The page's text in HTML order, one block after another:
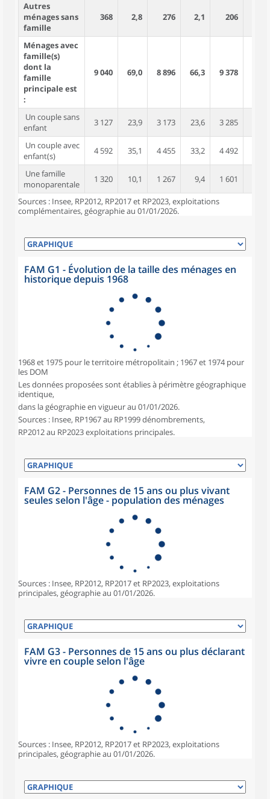
Autres
ménages sans
famille
368 2,8 276 2,1 206
Ménages avec
famille(s)
dont la
famille
principale est
:
9 040 69,0 8 896 66,3 9 378
Un couple sans
enfant
3 127 23,9 3 173 23,6 3 285
Un couple avec
enfant(s)
4 592 35,1 4 455 33,2 4 492
Une famille
monoparentale
1 320 10,1 1 267 9,4 1 601
Sources : Insee, RP2012, RP2017 et RP2023, exploitations
complémentaires, géographie au 01/01/2026.
FAM G1 - Évolution de la taille des ménages en
historique depuis 1968
1968 et 1975 pour le territoire métropolitain ; 1967 et 1974 pour
les DOM
Les données proposées sont établies à périmètre géographique
identique,
dans la géographie en vigueur au 01/01/2026.
Sources : Insee, RP1967 au RP1999 dénombrements,
RP2012 au RP2023 exploitations principales.
FAM G2 - Personnes de 15 ans ou plus vivant
seules selon l'âge - population des ménages
Sources : Insee, RP2012, RP2017 et RP2023, exploitations
principales, géographie au 01/01/2026.
FAM G3 - Personnes de 15 ans ou plus déclarant
vivre en couple selon l'âge
Sources : Insee, RP2012, RP2017 et RP2023, exploitations
principales, géographie au 01/01/2026.